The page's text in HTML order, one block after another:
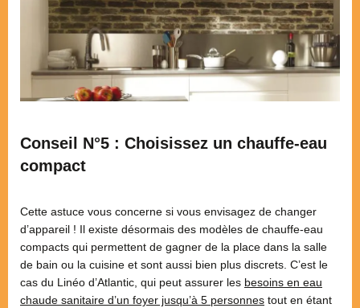
Conseil N°5 : Choisissez un chauffe-eau
compact
Cette astuce vous concerne si vous envisagez de changer
d’appareil ! Il existe désormais des modèles de chauffe-eau
compacts qui permettent de gagner de la place dans la salle
de bain ou la cuisine et sont aussi bien plus discrets. C’est le
cas du Linéo d’Atlantic, qui peut assurer les besoins en eau
chaude sanitaire d’un foyer jusqu’à 5 personnes tout en étant